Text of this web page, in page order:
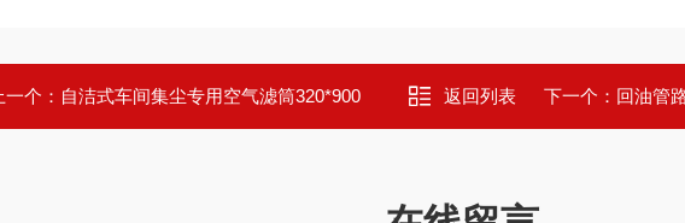
一个： 自洁式车间集尘专用空气滤筒320*900 返回列表 下一个： 回油管路